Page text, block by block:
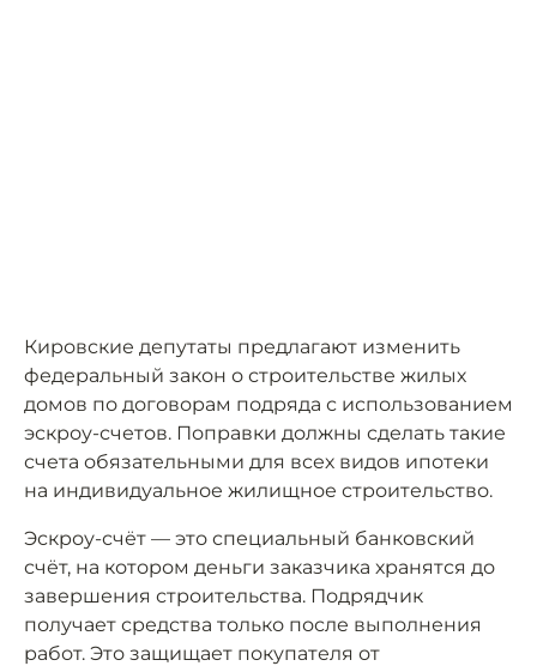
Кировские депутаты предлагают изменить
федеральный закон о строительстве жилых
домов по договорам подряда с использованием
эскроу-счетов. Поправки должны сделать такие
счета обязательными для всех видов ипотеки
на индивидуальное жилищное строительство.
Эскроу-счёт — это специальный банковский
счёт, на котором деньги заказчика хранятся до
завершения строительства. Подрядчик
получает средства только после выполнения
работ. Это защищает покупателя от